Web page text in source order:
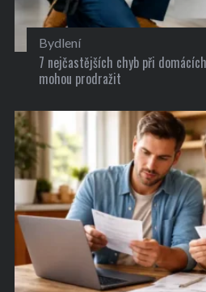
Bydlení
7 nejčastějších chyb při
mohou prodražit